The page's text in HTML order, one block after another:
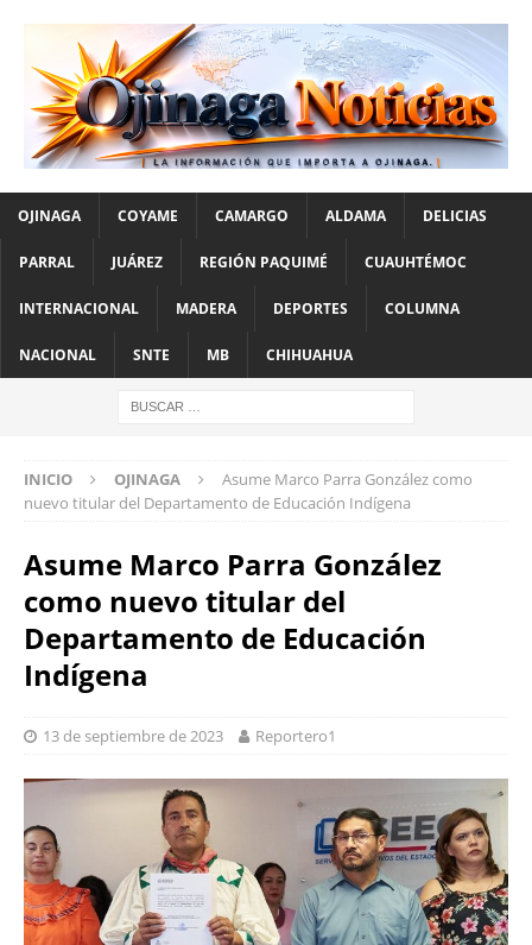
OJINAGA COYAME CAMARGO ALDAMA DELICIAS
PARRAL JUÁREZ REGIÓN PAQUIMÉ CUAUHTÉMOC
INTERNACIONAL MADERA DEPORTES COLUMNA
NACIONAL SNTE MB CHIHUAHUA
INICIO OJINAGA
Asume Marco Parra González como
nuevo titular del Departamento de Educación Indígena
Asume Marco Parra González
como nuevo titular del
Departamento de Educación
Indígena
13 de septiembre de 2023 Reportero1